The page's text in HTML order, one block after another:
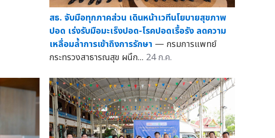
สธ. จับมือทุกภาคส่วน เดินหน้าเวทีนโยบายสุขภาพ
ปอด เร่งรับมือมะเร็งปอด-โรคปอดเรื้อรัง ลดความ
เหลื่อมล้ำการเข้าถึงการรักษา — กรมการแพทย์
กระทรวงสาธารณสุข ผนึก... 24 ก.ค.